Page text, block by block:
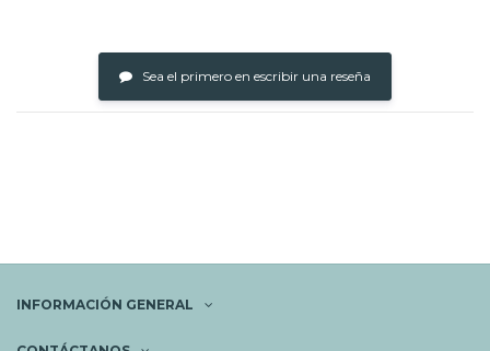
Sea el primero en escribir una reseña
INFORMACIÓN GENERAL